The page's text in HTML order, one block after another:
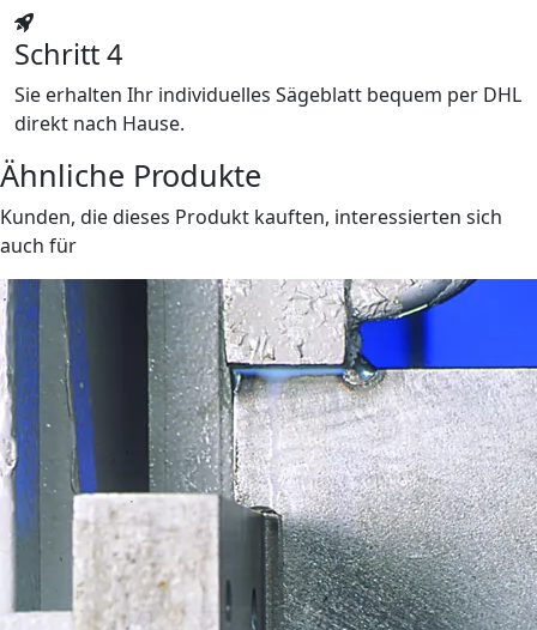
Schritt 4
Sie erhalten Ihr individuelles Sägeblatt bequem per DHL
direkt nach Hause.
Ähnliche Produkte
Kunden, die dieses Produkt kauften, interessierten sich
auch für